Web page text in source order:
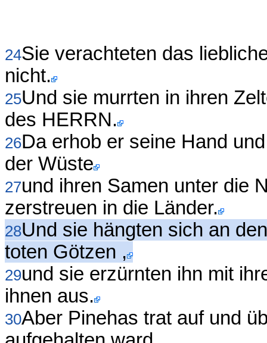
24Sie verachteten das
nicht.
25Und sie murrten in ihren
des HERRN.
26Da erhob er seine Hand
der Wüste
27und ihren Samen unter die
zerstreuen in die Länder.
28Und sie hängten sich an
toten Götzen ,
29und sie erzürnten ihn mit
ihnen aus.
30Aber Pinehas trat auf und